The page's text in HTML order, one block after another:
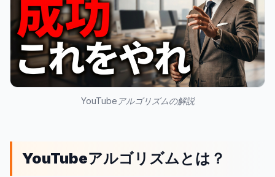
YouTubeアルゴリズムの解説
YouTubeアルゴリズムとは？